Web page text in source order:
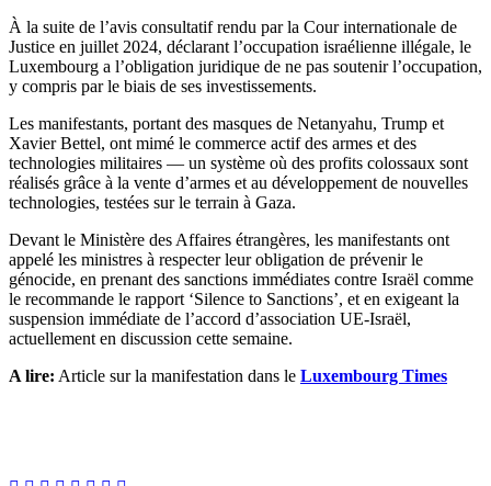
À la suite de l’avis consultatif rendu par la Cour internationale de
Justice en juillet 2024, déclarant l’occupation israélienne illégale, le
Luxembourg a l’obligation juridique de ne pas soutenir l’occupation,
y compris par le biais de ses investissements.
Les manifestants, portant des masques de Netanyahu, Trump et
Xavier Bettel, ont mimé le commerce actif des armes et des
technologies militaires — un système où des profits colossaux sont
réalisés grâce à la vente d’armes et au développement de nouvelles
technologies, testées sur le terrain à Gaza.
Devant le Ministère des Affaires étrangères, les manifestants ont
appelé les ministres à respecter leur obligation de prévenir le
génocide, en prenant des sanctions immédiates contre Israël comme
le recommande le rapport ‘Silence to Sanctions’, et en exigeant la
suspension immédiate de l’accord d’association UE-Israël,
actuellement en discussion cette semaine.
A lire: Article sur la manifestation dans le Luxembourg Times